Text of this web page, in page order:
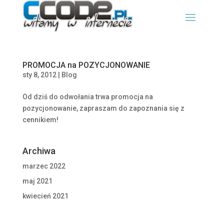
PROMOCJA na POZYCJONOWANIE
sty 8, 2012| Blog
Od dziś do odwołania trwa promocja na
pozycjonowanie, zapraszam do zapoznania się z
cennikiem!
Archiwa
marzec 2022
maj 2021
kwiecień 2021